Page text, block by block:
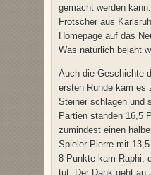
gemacht werden
Frotscher aus
Homepage auf das
Was natürlich bejaht
Auch die Geschichte
ersten Runde kam es
Steiner schlagen und
Partien standen 16,5
zumindest einen
Spieler Pierre mit
8 Punkte kam Raphi,
tut. Der Dank geht an